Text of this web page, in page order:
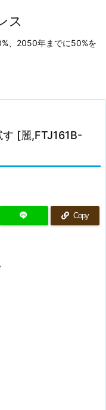
ス
、2050年までに50%を
[麗,FTJ161B-
Copy